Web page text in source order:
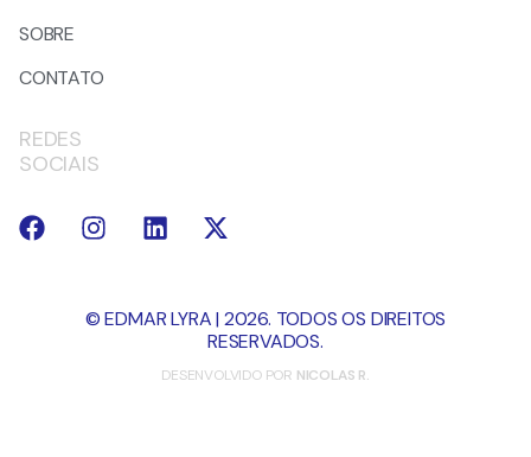
SOBRE
CONTATO
REDES
SOCIAIS
© EDMAR LYRA | 2026. TODOS OS DIREITOS
RESERVADOS.
DESENVOLVIDO POR NICOLAS R.